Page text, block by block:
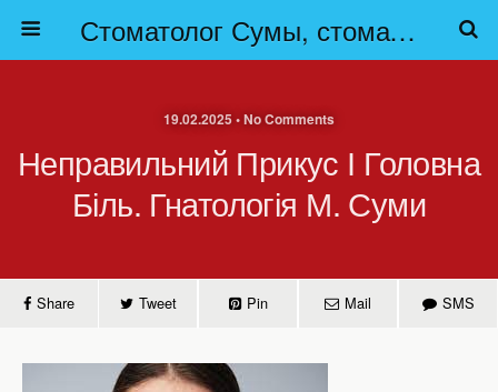
Стоматолог Сумы, стоматологические клиники Сумы, детская стоматология в Сумах. | Частная стоматология Сумы
19.02.2025 • No Comments
Неправильний Прикус І Головна
Біль. Гнатологія М. Суми
Share Tweet Pin Mail SMS